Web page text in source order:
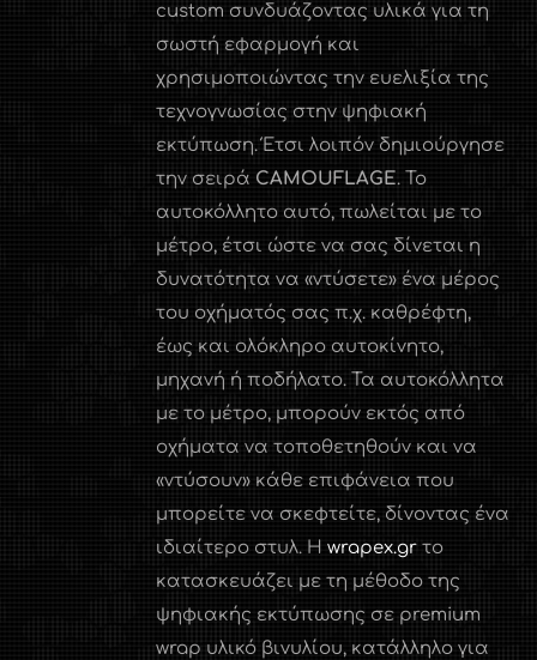
custom συνδυάζοντας υλικά για τη
σωστή εφαρμογή και
χρησιμοποιώντας την ευελιξία της
τεχνογνωσίας στην ψηφιακή
εκτύπωση. Έτσι λοιπόν δημιούργησε
την σειρά CAMOUFLAGE. Το
αυτοκόλλητο αυτό, πωλείται με το
μέτρο, έτσι ώστε να σας δίνεται η
δυνατότητα να «ντύσετε» ένα μέρος
του οχήματός σας π.χ. καθρέφτη,
έως και ολόκληρο αυτοκίνητο,
μηχανή ή ποδήλατο. Τα αυτοκόλλητα
με το μέτρο, μπορούν εκτός από
οχήματα να τοποθετηθούν και να
«ντύσουν» κάθε επιφάνεια που
μπορείτε να σκεφτείτε, δίνοντας ένα
ιδιαίτερο στυλ. Ηwrapex.gr το
κατασκευάζει με τη μέθοδο της
ψηφιακής εκτύπωσης σε premium
wrap υλικό βινυλίου, κατάλληλο για